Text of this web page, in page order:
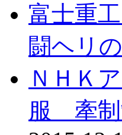
富士重
闘ヘリ
ＮＨＫ
服 牽制